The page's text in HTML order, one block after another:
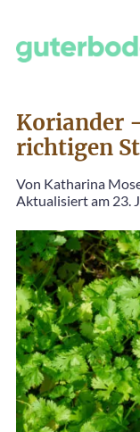
Koriander
richtigen
Von Katharina
Aktualisiert am 23.